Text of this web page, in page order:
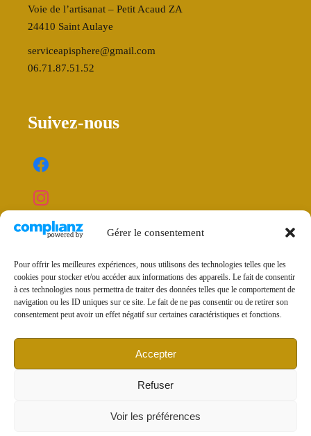
Gérer le consentement
Pour offrir les meilleures expériences, nous utilisons des technologies telles que les
cookies pour stocker et/ou accéder aux informations des appareils. Le fait de consentir
à ces technologies nous permettra de traiter des données telles que le comportement de
navigation ou les ID uniques sur ce site. Le fait de ne pas consentir ou de retirer son
consentement peut avoir un effet négatif sur certaines caractéristiques et fonctions.
Accepter
Refuser
Voir les préférences
Voie de l’artisanat – Petit Acaud ZA
24410 Saint Aulaye
serviceapisphere@gmail.com
06.71.87.51.52
Suivez-nous
Mentions légales et politique de confidentialité
Conditions générales de vente
Politique de cookies (UE)
© 2025 Apisphere –Linden WebdesignAll Rights Reserved